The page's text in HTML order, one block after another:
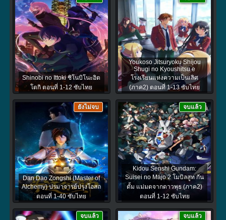
Shinobi no Ittoki ชิโนบิโนะอิต
โตกิ ตอนที่ 1-12 ซับไทย
Youkoso Jitsuryoku Shijou
Shugi no Kyoushitsu e
โรงเรียนแห่งความเป็นเลิศ
(ภาค2) ตอนที่ 1-13 ซับไทย
Dan Dao Zongshi (Master of
Alchemy) ปรมาจารย์ปรุงโอสถ
ตอนที่ 1-40 ซับไทย
ยังไม่จบ
Kidou Senshi Gundam:
Suisei no Majo 2 โมบิลสูท กัน
ดั้ม แม่มดจากดาวพุธ (ภาค2)
ตอนที่ 1-12 ซับไทย
จบแล้ว
จบแล้ว จบแล้ว